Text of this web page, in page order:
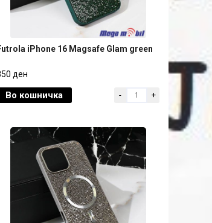
iPhone 16 Magsafe Glam green
350 ден
iPhone 16 Magsafe Glam green
ден
Во кошничка - +